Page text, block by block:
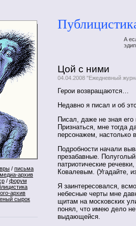
/ письма
медиа-архив
/ форум
архив
сырок
А
Цой с ними
04.04.2008 "Ежедневный
Герои возвращаются…
Недавно я писал и об
Писал, даже не зная
Признаться, мне тогда
персонажем, настолько
Подробности начали
презабавные.
патриотические
Ковалевым. (Угадайте,
Я заинтересовался,
небесные черты мне
щитам на московских
понял, что имею дело
выдающейся.